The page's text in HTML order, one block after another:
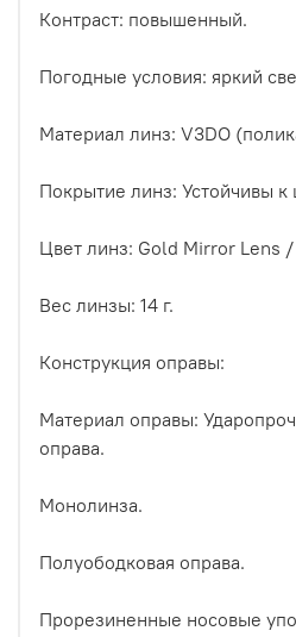
Контраст: повышенный.
Погодные условия: яркий
Материал линз: V3DO
Покрытие линз: Устойчивы к
Цвет линз: Gold Mirror Lens
Вес линзы: 14 г.
Конструкция оправы:
Материал оправы:
оправа.
Монолинза.
Полуободковая оправа.
Прорезиненные носовые